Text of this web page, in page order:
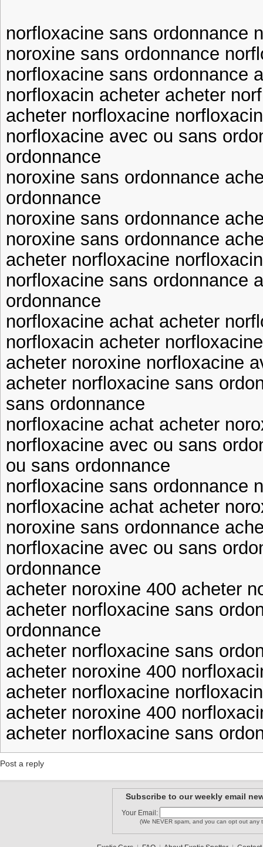
norfloxacine sans ordonnance
noroxine sans ordonnance
norfloxacine sans ordonnance
norfloxacin acheter acheter
acheter norfloxacine
norfloxacine avec ou sans
ordonnance
noroxine sans ordonnance
ordonnance
noroxine sans ordonnance
noroxine sans ordonnance
acheter norfloxacine
norfloxacine sans ordonnance
ordonnance
norfloxacine achat acheter
norfloxacin acheter
acheter noroxine norfloxacine
acheter norfloxacine sans
sans ordonnance
norfloxacine achat acheter
norfloxacine avec ou sans
ou sans ordonnance
norfloxacine sans ordonnance
norfloxacine achat acheter
noroxine sans ordonnance
norfloxacine avec ou sans
ordonnance
acheter noroxine 400 acheter
acheter norfloxacine sans
ordonnance
acheter norfloxacine sans
acheter noroxine 400
acheter norfloxacine
acheter noroxine 400
acheter norfloxacine sans
Post a reply
Subscribe to our weekly email
Your Email:
(We NEVER spam, and you can opt out any